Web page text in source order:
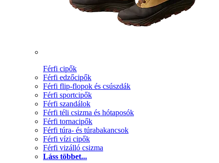
Férfi cipők
Férfi edzőcipők
Férfi flip-flopok és csúszdák
Férfi sportcipők
Férfi szandálok
Férfi téli csizma és hótaposók
Férfi tornacipők
Férfi túra- és túrabakancsok
Férfi vízi cipők
Férfi vizálló csizma
Láss többet...